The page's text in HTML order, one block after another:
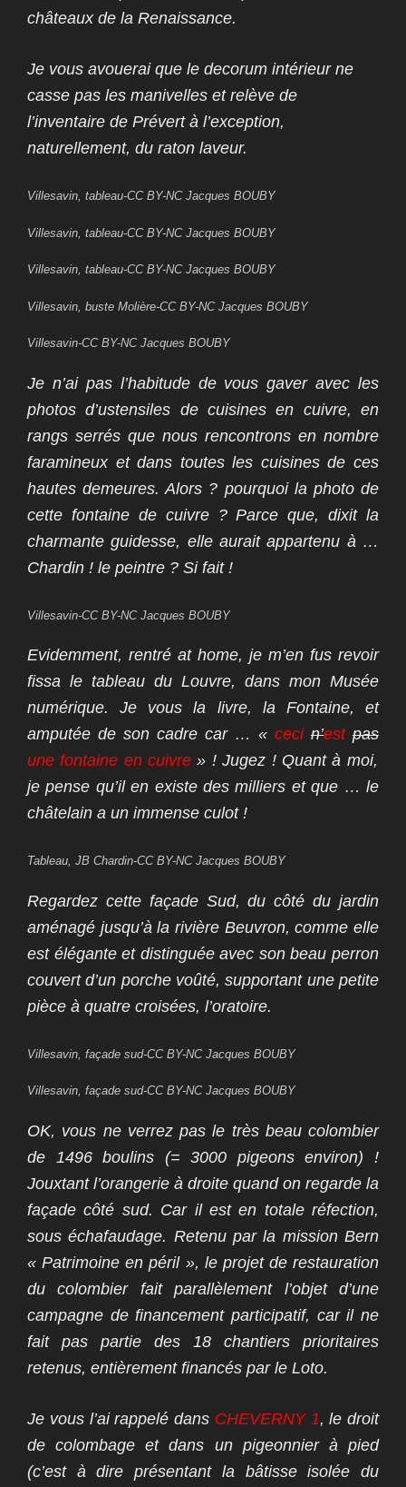
châteaux de la Renaissance.
Je vous avouerai que le decorum intérieur ne
casse pas les manivelles et relève de
l’inventaire de Prévert à l’exception,
naturellement, du raton laveur.
Villesavin, tableau-CC BY-NC Jacques BOUBY
Villesavin, tableau-CC BY-NC Jacques BOUBY
Villesavin, tableau-CC BY-NC Jacques BOUBY
Villesavin, buste Molière-CC BY-NC Jacques BOUBY
Villesavin-CC BY-NC Jacques BOUBY
Je n’ai pas l’habitude de vous gaver avec les
photos d’ustensiles de cuisines en cuivre, en
rangs serrés que nous rencontrons en nombre
faramineux et dans toutes les cuisines de ces
hautes demeures. Alors ? pourquoi la photo de
cette fontaine de cuivre ? Parce que, dixit la
charmante guidesse, elle aurait appartenu à …
Chardin ! le peintre ? Si fait !
Villesavin-CC BY-NC Jacques BOUBY
Evidemment, rentré at home, je m’en fus revoir
fissa le tableau du Louvre, dans mon Musée
numérique. Je vous la livre, la Fontaine, et
amputée de son cadre car … « ceci n’est pas
une fontaine en cuivre » ! Jugez ! Quant à moi,
je pense qu’il en existe des milliers et que … le
châtelain a un immense culot !
Tableau, JB Chardin-CC BY-NC Jacques BOUBY
Regardez cette façade Sud, du côté du jardin
aménagé jusqu’à la rivière Beuvron, comme elle
est élégante et distinguée avec son beau perron
couvert d’un porche voûté, supportant une petite
pièce à quatre croisées, l’oratoire.
Villesavin, façade sud-CC BY-NC Jacques BOUBY
Villesavin, façade sud-CC BY-NC Jacques BOUBY
OK, vous ne verrez pas le très beau colombier
de 1496 boulins (= 3000 pigeons environ) !
Jouxtant l’orangerie à droite quand on regarde la
façade côté sud. Car il est en totale réfection,
sous échafaudage. Retenu par la mission Bern
« Patrimoine en péril », le projet de restauration
du colombier fait parallèlement l’objet d’une
campagne de financement participatif, car il ne
fait pas partie des 18 chantiers prioritaires
retenus, entièrement financés par le Loto.
Je vous l’ai rappelé dans CHEVERNY 1, le droit
de colombage et dans un pigeonnier à pied
(c’est à dire présentant la bâtisse isolée du